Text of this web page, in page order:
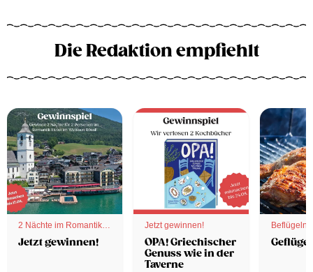
Die Redaktion empfiehlt
2 Nächte im Romantik
Hotel
Jetzt gewinnen!
Jetzt gewinnen!
OPA! Griechischer
Genuss wie in der
Taverne